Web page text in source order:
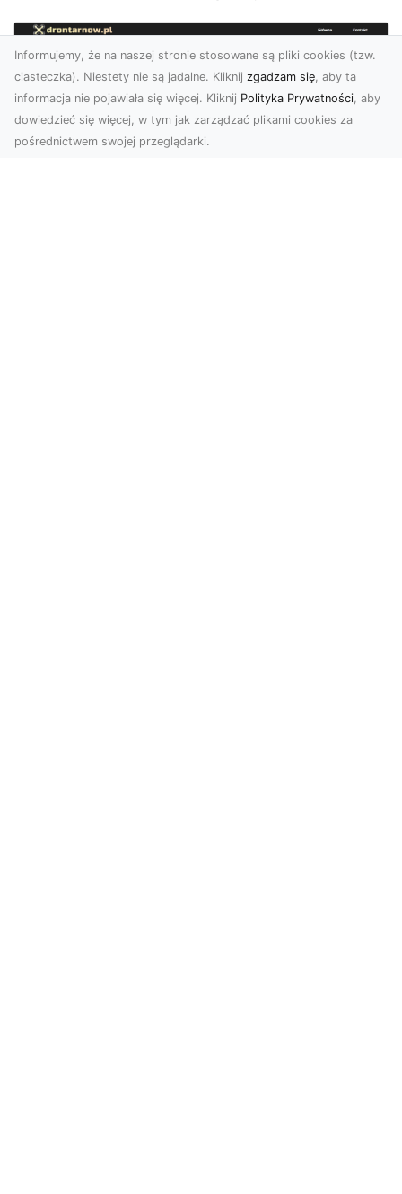
Informujemy, że na naszej stronie stosowane są pliki cookies (tzw.
ciasteczka). Niestety nie są jadalne. Kliknij zgadzam się, aby ta
informacja nie pojawiała się więcej. Kliknij Polityka Prywatności, aby
dowiedzieć się więcej, w tym jak zarządzać plikami cookies za
pośrednictwem swojej przeglądarki.